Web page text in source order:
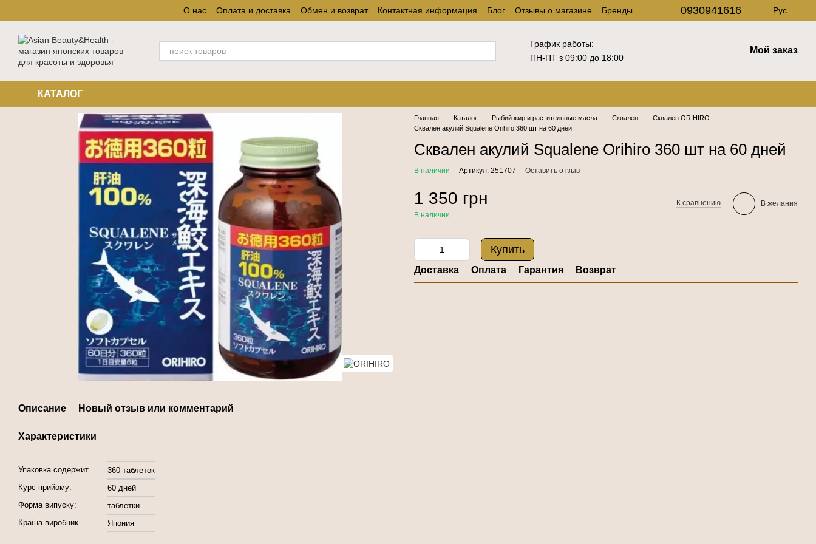
О нас Оплата и доставка Обмен и возврат Контактная информация Блог Отзывы о магазине Бренды 0930941616 Рус
График работы:
ПН-ПТ з 09:00 до 18:00
Мой заказ
КАТАЛОГ
Описание Новый отзыв или комментарий
Характеристики
Упаковка содержит
360 таблеток
Курс прийому:
60 дней
Форма випуску:
таблетки
Країна виробник
Япония
Главная Каталог Рыбий жир и растительные масла Сквален
Сквален ORIHIRO
Сквален акулий Squalene Orihiro 360 шт на 60 дней
Сквален акулий Squalene Orihiro 360 шт на 60 дней
В наличии Артикул: 251707 Оставить отзыв
1 350 грн
В наличии
К сравнению В желания
Купить
Доставка Оплата Гарантия Возврат